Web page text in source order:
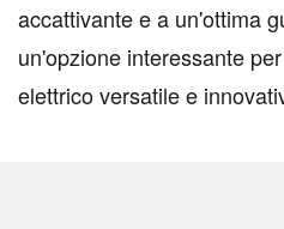
accattivante e a un'ottima
un'opzione interessante
elettrico versatile e